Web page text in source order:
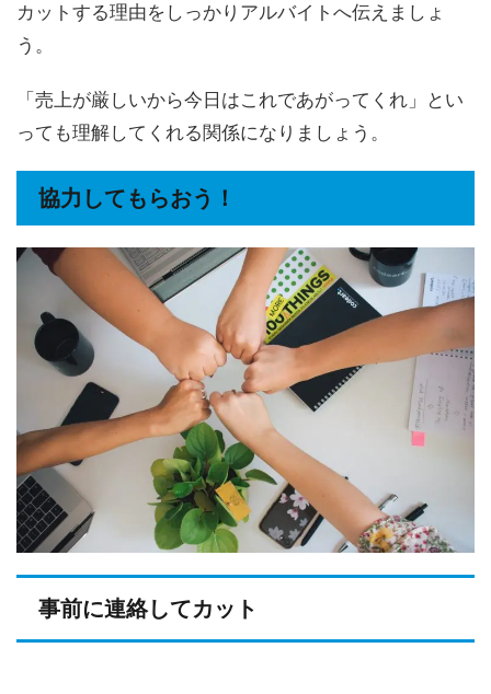
カットする理由をしっかりアルバイトへ伝えましょ
う。
「売上が厳しいから今日はこれであがってくれ」とい
っても理解してくれる関係になりましょう。
協力してもらおう！
事前に連絡してカット